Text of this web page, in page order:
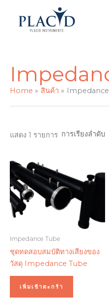
content
Home สินค้า
แสดง 1 รายการ
Impedance Tube
ชุดทดสอบสมบัติทางเสียงของ
วัสดุ Impedance Tube
เพิ่มเข้าตะกร้า